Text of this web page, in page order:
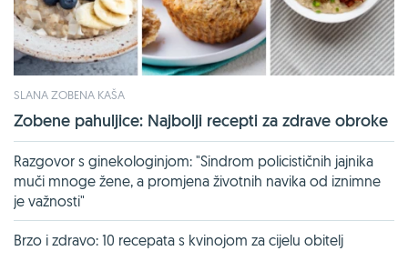
SLANA ZOBENA KAŠA
Zobene pahuljice: Najbolji recepti za zdrave obroke
Razgovor s ginekologinjom: "Sindrom policističnih jajnika
muči mnoge žene, a promjena životnih navika od iznimne
je važnosti"
Brzo i zdravo: 10 recepata s kvinojom za cijelu obitelj